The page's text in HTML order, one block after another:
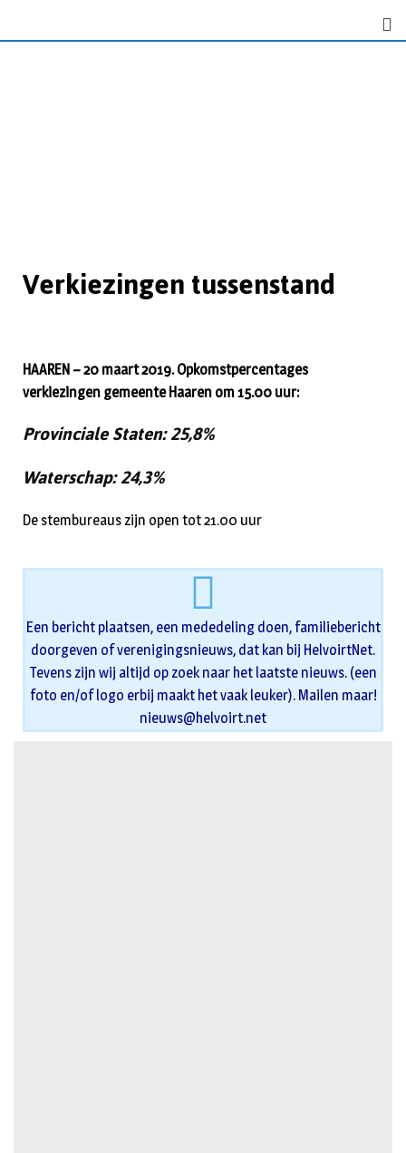
Verkiezingen tussenstand
HAAREN – 20 maart 2019. Opkomstpercentages
verkiezingen gemeente Haaren om 15.00 uur:
Provinciale Staten:25,8%
Waterschap:24,3%
De stembureaus zijn open tot 21.00 uur
Een bericht plaatsen, een mededeling doen, familiebericht
doorgeven of verenigingsnieuws, dat kan bij HelvoirtNet.
Tevens zijn wij altijd op zoek naar het laatste nieuws. (een
foto en/of logo erbij maakt het vaak leuker). Mailen maar!
nieuws@helvoirt.net